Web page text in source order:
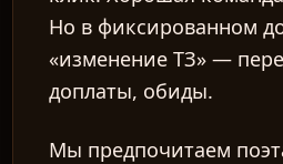
Но в фиксированном
«изменение ТЗ» —
доплаты, обиды.
Мы предпочитаем